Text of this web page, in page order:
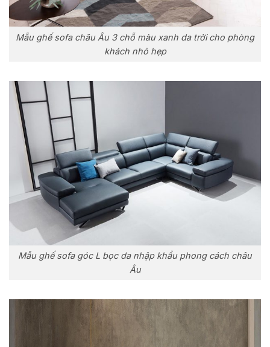
Mẫu ghế sofa châu Âu 3 chỗ màu xanh da trời cho phòng
khách nhỏ hẹp
Mẫu ghế sofa góc L bọc da nhập khẩu phong cách châu
Âu